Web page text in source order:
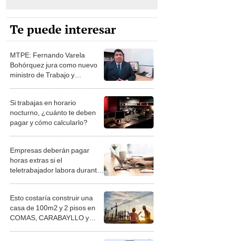
Te puede interesar
MTPE: Fernando Varela
Bohórquez jura como nuevo
ministro de Trabajo y
Si trabajas en horario
nocturno, ¿cuánto te deben
pagar y cómo calcularlo?
Empresas deberán pagar
horas extras si el
teletrabajador labora durante
Esto costaría construir una
casa de 100m2 y 2 pisos en
COMAS, CARABAYLLO y